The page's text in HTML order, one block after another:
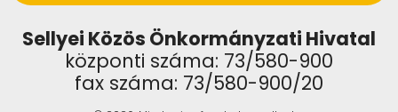
Sellyei Közös Önkormányzati Hivatal
központi száma: 73/580-900
fax száma: 73/580-900/20